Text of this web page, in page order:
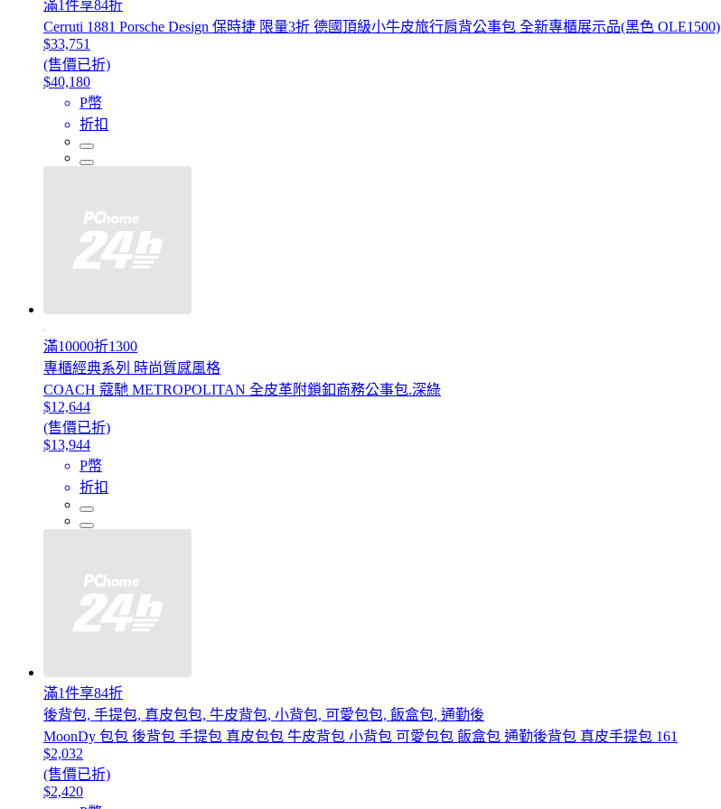
滿1件享84折
Cerruti 1881 Porsche Design 保時捷 限量3折 德國頂級小牛皮旅行肩背公事包 全新專櫃展示品(黑色 OLE1500)
$33,751
(售價已折)
$40,180
P幣
折扣
滿10000折1300
專櫃經典系列 時尚質感風格
COACH 蔻馳 METROPOLITAN 全皮革附鎖釦商務公事包.深綠
$12,644
(售價已折)
$13,944
P幣
折扣
滿1件享84折
後背包, 手提包, 真皮包包, 牛皮背包, 小背包, 可愛包包, 飯盒包, 通勤後
MoonDy 包包 後背包 手提包 真皮包包 牛皮背包 小背包 可愛包包 飯盒包 通勤後背包 真皮手提包 161
$2,032
(售價已折)
$2,420